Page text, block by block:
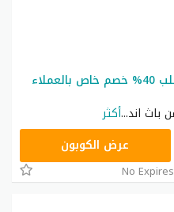
كوبون خصم باث اند بودي اول طلب 40% خصم خاص بالعملاء
...أكثر
عرض الكوبون
No Expires